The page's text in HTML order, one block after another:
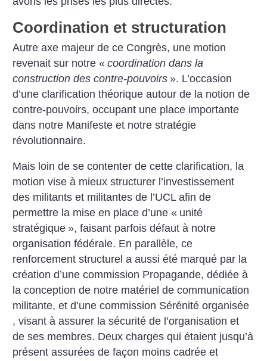
Coordination et structuration
Autre axe majeur de ce Congrès, une motion
revenait sur notre « coordination dans la
construction des contre-pouvoirs ». L’occasion
d’une clarification théorique autour de la notion de
contre-pouvoirs, occupant une place importante
dans notre Manifeste et notre stratégie
révolutionnaire.
Mais loin de se contenter de cette clarification, la
motion vise à mieux structurer l’investissement
des militants et militantes de l’UCL afin de
permettre la mise en place d’une « unité
stratégique », faisant parfois défaut à notre
organisation fédérale. En parallèle, ce
renforcement structurel a aussi été marqué par la
création d’une commission Propagande, dédiée à
la conception de notre matériel de communication
militante, et d’une commission Sérénité organisée
, visant à assurer la sécurité de l’organisation et
de ses membres. Deux charges qui étaient jusqu’à
présent assurées de façon moins cadrée et